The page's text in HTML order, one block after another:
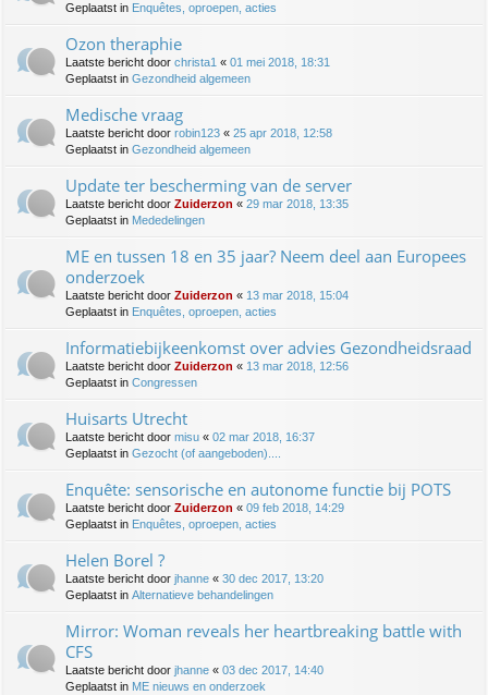
Geplaatst in Enquêtes, oproepen, acties
Ozon theraphie
Laatste bericht door christa1 « 01 mei 2018, 18:31
Geplaatst in Gezondheid algemeen
Medische vraag
Laatste bericht door robin123 « 25 apr 2018, 12:58
Geplaatst in Gezondheid algemeen
Update ter bescherming van de server
Laatste bericht door Zuiderzon « 29 mar 2018, 13:35
Geplaatst in Mededelingen
ME en tussen 18 en 35 jaar? Neem deel aan Europees
onderzoek
Laatste bericht door Zuiderzon « 13 mar 2018, 15:04
Geplaatst in Enquêtes, oproepen, acties
Informatiebijkeenkomst over advies Gezondheidsraad
Laatste bericht door Zuiderzon « 13 mar 2018, 12:56
Geplaatst in Congressen
Huisarts Utrecht
Laatste bericht door misu « 02 mar 2018, 16:37
Geplaatst in Gezocht (of aangeboden)....
Enquête: sensorische en autonome functie bij POTS
Laatste bericht door Zuiderzon « 09 feb 2018, 14:29
Geplaatst in Enquêtes, oproepen, acties
Helen Borel ?
Laatste bericht door jhanne « 30 dec 2017, 13:20
Geplaatst in Alternatieve behandelingen
Mirror: Woman reveals her heartbreaking battle with
CFS
Laatste bericht door jhanne « 03 dec 2017, 14:40
Geplaatst in ME nieuws en onderzoek